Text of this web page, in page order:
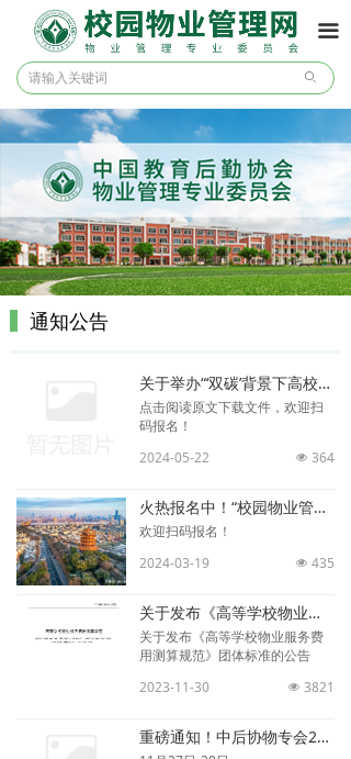
끀
首页
协会之窗
通知公告
协会要闻
会刊浏览
咨询答疑
联系我们
ꄙ
通知公告
关于举办“‘双碳’背景下高校绿化管理与园林景观维护高级研修班”的通知
点击阅读原文下载文件，欢迎扫
码报名！
넶 364
2024-05-22
火热报名中！“校园物业管理新模式新技术与质量监管高级研修班”将在武汉举办
欢迎扫码报名！
넶 435
2024-03-19
关于发布《高等学校物业服务费用测算规范》团体标准的公告
关于发布《高等学校物业服务费
用测算规范》团体标准的公告
넶 3821
2023-11-30
重磅通知！中后协物专会2023年年会定于深圳！